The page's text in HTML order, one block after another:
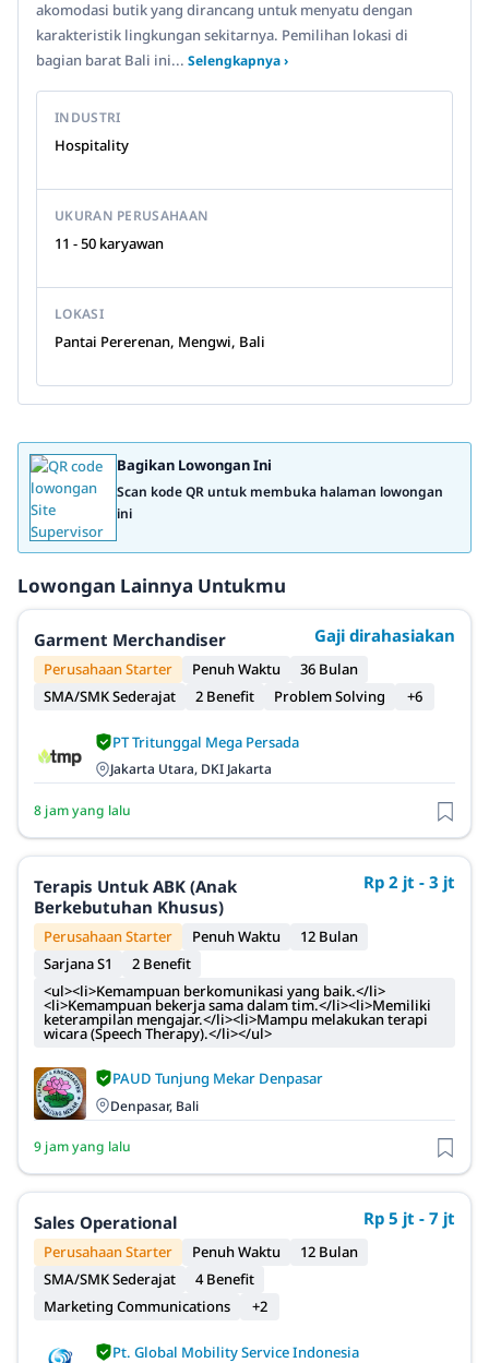
akomodasi butik yang dirancang untuk menyatu dengan
karakteristik lingkungan sekitarnya. Pemilihan lokasi di
bagian barat Bali ini... Selengkapnya ›
INDUSTRI
Hospitality
UKURAN PERUSAHAAN
11 - 50 karyawan
LOKASI
Pantai Pererenan, Mengwi, Bali
Bagikan Lowongan Ini
Scan kode QR untuk membuka halaman lowongan
ini
Lowongan Lainnya Untukmu
Garment Merchandiser Gaji dirahasiakan
Perusahaan Starter Penuh Waktu
36 Bulan
SMA/SMK Sederajat
2 Benefit Problem Solving +6
PT Tritunggal Mega Persada
Jakarta Utara, DKI Jakarta
8 jam yang lalu
Terapis Untuk ABK (Anak
Berkebutuhan Khusus)
Rp 2 jt - 3 jt
Perusahaan Starter Penuh Waktu
12 Bulan
Sarjana S1
2 Benefit
<ul><li>Kemampuan berkomunikasi yang baik.</li>
<li>Kemampuan bekerja sama dalam tim.</li><li>Memiliki
keterampilan mengajar.</li><li>Mampu melakukan terapi
wicara (Speech Therapy).</li></ul>
PAUD Tunjung Mekar Denpasar
Denpasar, Bali
9 jam yang lalu
Sales Operational Rp 5 jt - 7 jt
Perusahaan Starter Penuh Waktu
12 Bulan
SMA/SMK Sederajat
4 Benefit
Marketing Communications
+2
Pt. Global Mobility Service Indonesia